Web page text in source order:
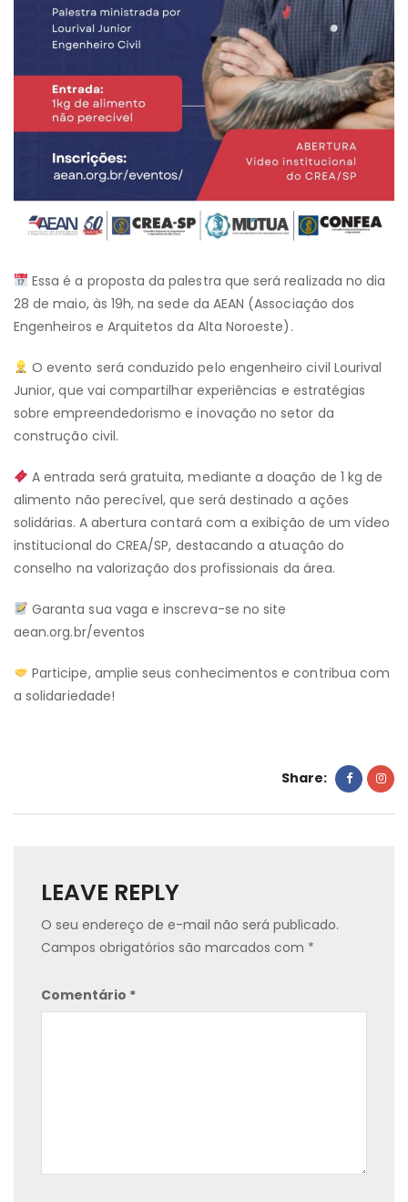
Essa é a proposta da palestra que será realizada no dia
28 de maio, às 19h, na sede da AEAN (Associação dos
Engenheiros e Arquitetos da Alta Noroeste).
O evento será conduzido pelo engenheiro civil Lourival
Junior, que vai compartilhar experiências e estratégias
sobre empreendedorismo e inovação no setor da
construção civil.
A entrada será gratuita, mediante a doação de 1 kg de
alimento não perecível, que será destinado a ações
solidárias. A abertura contará com a exibição de um vídeo
institucional do CREA/SP, destacando a atuação do
conselho na valorização dos profissionais da área.
Garanta sua vaga e inscreva-se no site
aean.org.br/eventos
Participe, amplie seus conhecimentos e contribua com
a solidariedade!
Share:
LEAVE REPLY
O seu endereço de e-mail não será publicado.
Campos obrigatórios são marcados com *
Comentário *